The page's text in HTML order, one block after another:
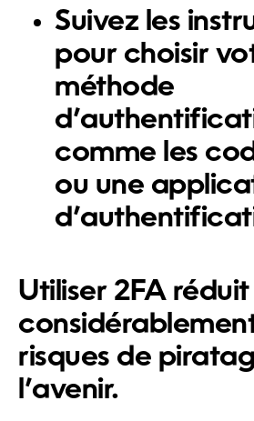
Suivez les
pour choisir
méthode
comme les
ou une
Utiliser 2FA réduit
risques de
l’avenir.